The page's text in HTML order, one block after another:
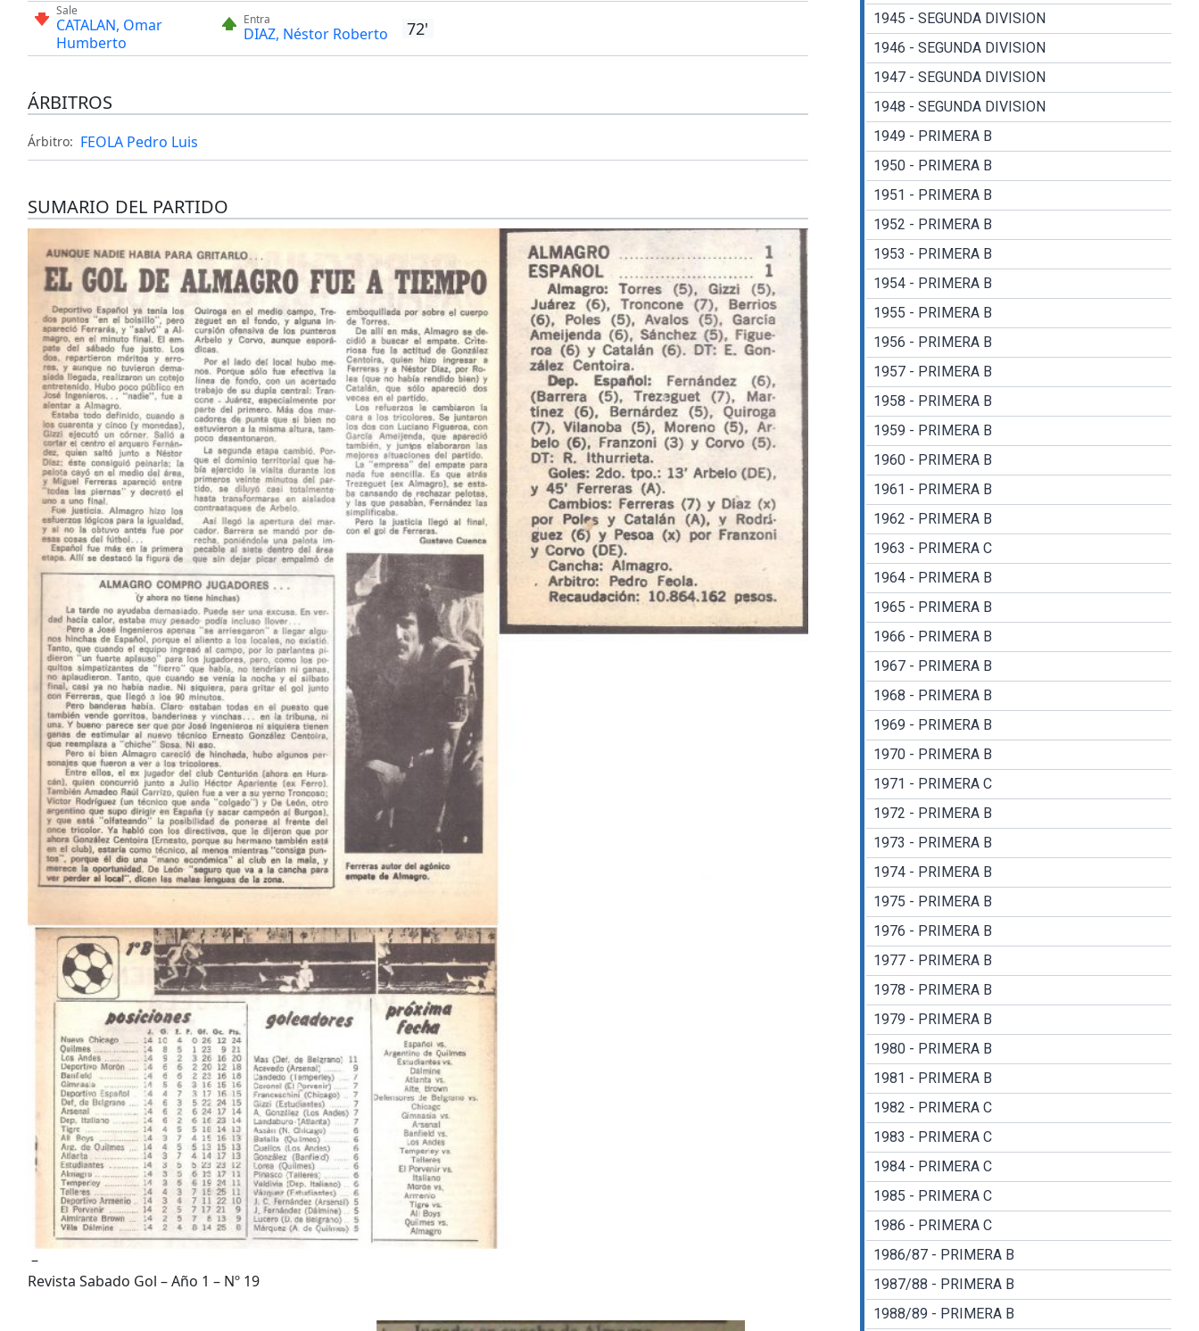
Sale
CATALAN, Omar
Humberto
Entra
DIAZ, Néstor Roberto 72'
ÁRBITROS
Árbitro: FEOLA Pedro Luis
SUMARIO DEL PARTIDO
–
Revista Sabado Gol – Año 1 – Nº 19
1945 - SEGUNDA DIVISION
1946 - SEGUNDA DIVISION
1947 - SEGUNDA DIVISION
1948 - SEGUNDA DIVISION
1949 - PRIMERA B
1950 - PRIMERA B
1951 - PRIMERA B
1952 - PRIMERA B
1953 - PRIMERA B
1954 - PRIMERA B
1955 - PRIMERA B
1956 - PRIMERA B
1957 - PRIMERA B
1958 - PRIMERA B
1959 - PRIMERA B
1960 - PRIMERA B
1961 - PRIMERA B
1962 - PRIMERA B
1963 - PRIMERA C
1964 - PRIMERA B
1965 - PRIMERA B
1966 - PRIMERA B
1967 - PRIMERA B
1968 - PRIMERA B
1969 - PRIMERA B
1970 - PRIMERA B
1971 - PRIMERA C
1972 - PRIMERA B
1973 - PRIMERA B
1974 - PRIMERA B
1975 - PRIMERA B
1976 - PRIMERA B
1977 - PRIMERA B
1978 - PRIMERA B
1979 - PRIMERA B
1980 - PRIMERA B
1981 - PRIMERA B
1982 - PRIMERA C
1983 - PRIMERA C
1984 - PRIMERA C
1985 - PRIMERA C
1986 - PRIMERA C
1986/87 - PRIMERA B
1987/88 - PRIMERA B
1988/89 - PRIMERA B